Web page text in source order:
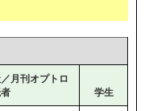
月刊オプトロ
学生